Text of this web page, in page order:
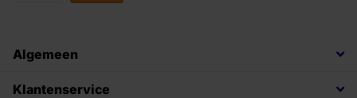
Algemeen
Klantenservice